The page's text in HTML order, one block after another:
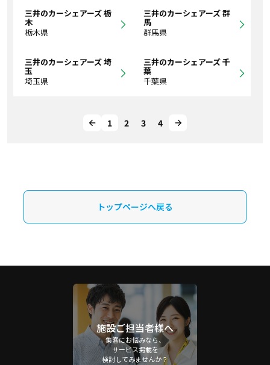
三井のカーシェアーズ 栃
木
栃木県
三井のカーシェアーズ 群
馬
群馬県
三井のカーシェアーズ 埼
玉
埼玉県
三井のカーシェアーズ 千
葉
千葉県
1 2 3 4
トップページへ戻る
施設ご担当者様へ
集客にお悩みなら、
サービス掲載を
検討してみませんか？